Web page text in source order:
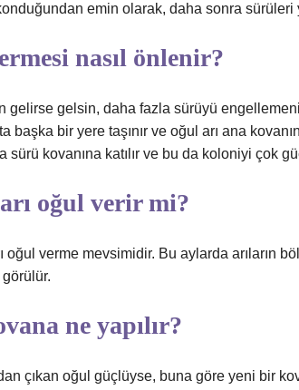
emin olarak, daha sonra
nasıl önlenir?
gelirse gelsin, daha fazla sürüyü
başka bir yere taşınır ve oğul arı ana
sürü kovanına katılır ve bu da koloniyi çok
oğul verir mi?
oğul verme mevsimidir. Bu aylarda arıların
ne yapılır?
çıkan oğul güçlüyse, buna göre yeni bir